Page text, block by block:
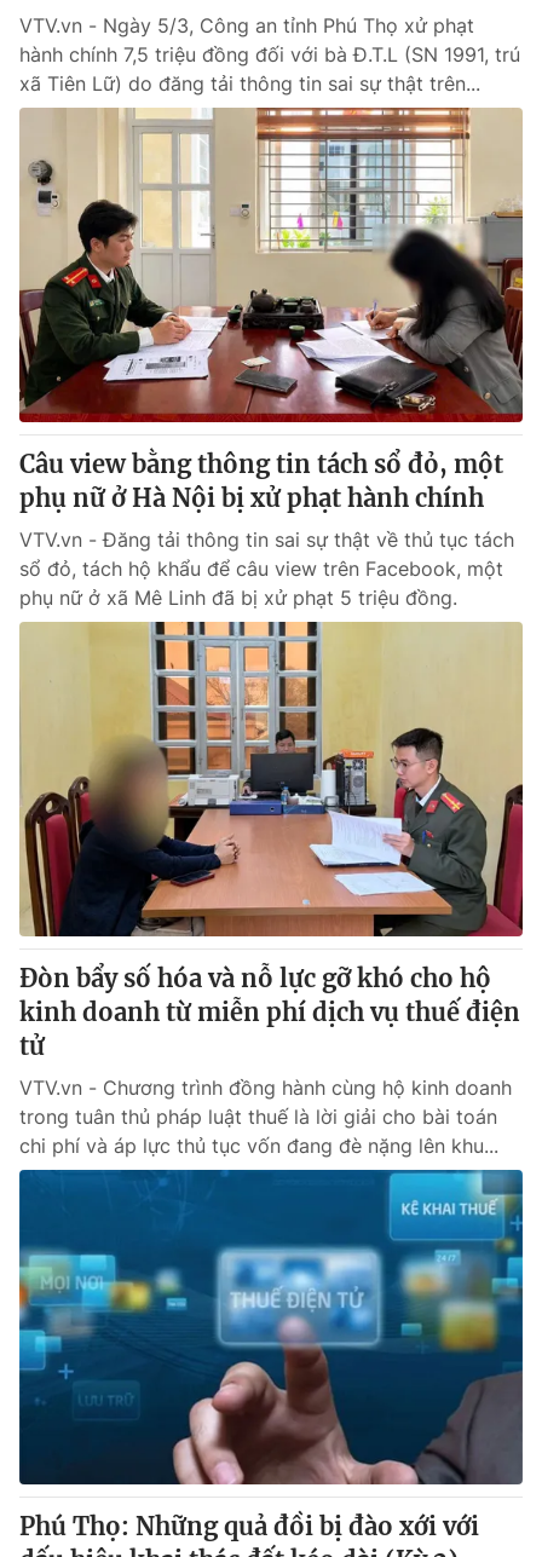
VTV.vn - Ngày 5/3, Công an tỉnh Phú Thọ xử phạt
hành chính 7,5 triệu đồng đối với bà Đ.T.L (SN 1991, trú
xã Tiên Lữ) do đăng tải thông tin sai sự thật trên...
Câu view bằng thông tin tách sổ đỏ, một
phụ nữ ở Hà Nội bị xử phạt hành chính
VTV.vn - Đăng tải thông tin sai sự thật về thủ tục tách
sổ đỏ, tách hộ khẩu để câu view trên Facebook, một
phụ nữ ở xã Mê Linh đã bị xử phạt 5 triệu đồng.
Đòn bẩy số hóa và nỗ lực gỡ khó cho hộ
kinh doanh từ miễn phí dịch vụ thuế điện
tử
VTV.vn - Chương trình đồng hành cùng hộ kinh doanh
trong tuân thủ pháp luật thuế là lời giải cho bài toán
chi phí và áp lực thủ tục vốn đang đè nặng lên khu...
Phú Thọ: Những quả đồi bị đào xới với